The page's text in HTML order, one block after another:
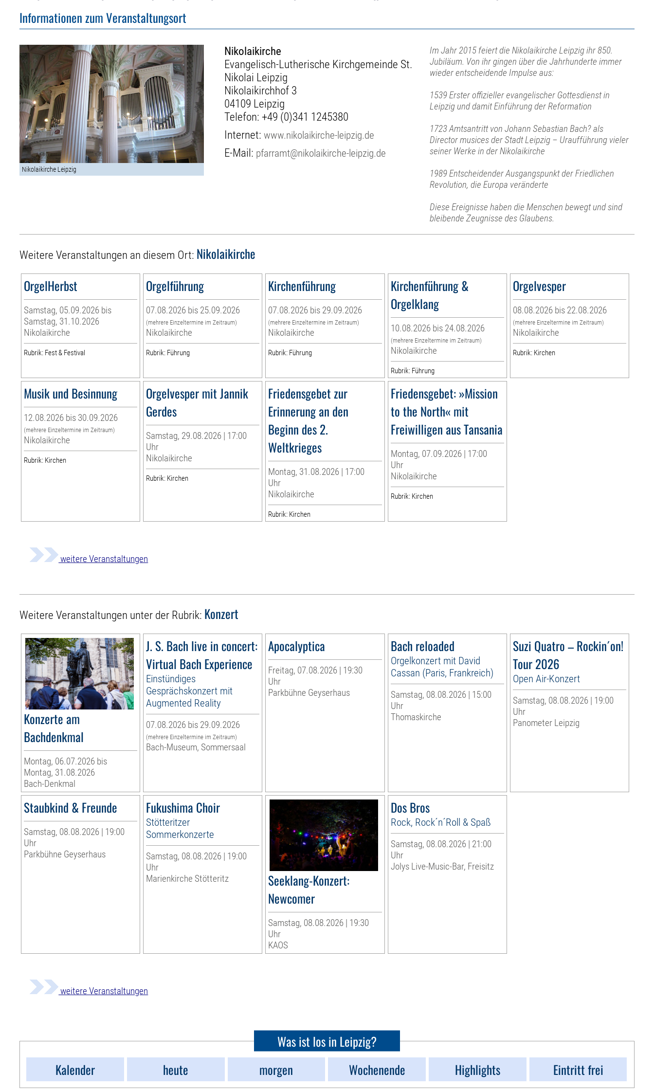
Informationen zum Veranstaltungsort
Nikolaikirche Leipzig
Nikolaikirche
Evangelisch-Lutherische Kirchgemeinde St.
Nikolai Leipzig
Nikolaikirchhof 3
04109 Leipzig
Telefon: +49 (0)341 1245380
Internet:www.nikolaikirche-leipzig.de
E-Mail: pfarramt@nikolaikirche-leipzig.de
Im Jahr 2015 feiert die Nikolaikirche Leipzig ihr 850.
Jubiläum. Von ihr gingen über die Jahrhunderte immer
wieder entscheidende Impulse aus:
1539 Erster offizieller evangelischer Gottesdienst in
Leipzig und damit Einführung der Reformation
1723 Amtsantritt von Johann Sebastian Bach? als
Director musices der Stadt Leipzig – Uraufführung vieler
seiner Werke in der Nikolaikirche
1989 Entscheidender Ausgangspunkt der Friedlichen
Revolution, die Europa veränderte
Diese Ereignisse haben die Menschen bewegt und sind
bleibende Zeugnisse des Glaubens.
Weitere Veranstaltungen an diesem Ort: Nikolaikirche
OrgelHerbst
Samstag, 05.09.2026 bis
Samstag, 31.10.2026
Nikolaikirche
Rubrik: Fest & Festival
Orgelführung
07.08.2026 bis 25.09.2026
(mehrere Einzeltermine im Zeitraum)
Nikolaikirche
Rubrik: Führung
Kirchenführung
07.08.2026 bis 29.09.2026
(mehrere Einzeltermine im Zeitraum)
Nikolaikirche
Rubrik: Führung
Kirchenführung &
Orgelklang
10.08.2026 bis 24.08.2026
(mehrere Einzeltermine im Zeitraum)
Nikolaikirche
Rubrik: Führung
Orgelvesper
08.08.2026 bis 22.08.2026
(mehrere Einzeltermine im Zeitraum)
Nikolaikirche
Rubrik: Kirchen
Musik und Besinnung
12.08.2026 bis 30.09.2026
(mehrere Einzeltermine im Zeitraum)
Nikolaikirche
Rubrik: Kirchen
Orgelvesper mit Jannik
Gerdes
Samstag, 29.08.2026 | 17:00
Uhr
Nikolaikirche
Rubrik: Kirchen
Friedensgebet zur
Erinnerung an den
Beginn des 2.
Weltkrieges
Montag, 31.08.2026 | 17:00
Uhr
Nikolaikirche
Rubrik: Kirchen
Friedensgebet: »Mission
to the North« mit
Freiwilligen aus Tansania
Montag, 07.09.2026 | 17:00
Uhr
Nikolaikirche
Rubrik: Kirchen
weitere Veranstaltungen
Weitere Veranstaltungen unter der Rubrik: Konzert
Konzerte am
Bachdenkmal
Montag, 06.07.2026 bis
Montag, 31.08.2026
Bach-Denkmal
J. S. Bach live in concert:
Virtual Bach Experience
Einstündiges
Gesprächskonzert mit
Augmented Reality
07.08.2026 bis 29.09.2026
(mehrere Einzeltermine im Zeitraum)
Bach-Museum, Sommersaal
Apocalyptica
Freitag, 07.08.2026 | 19:30
Uhr
Parkbühne Geyserhaus
Bach reloaded
Orgelkonzert mit David
Cassan (Paris, Frankreich)
Samstag, 08.08.2026 | 15:00
Uhr
Thomaskirche
Suzi Quatro – Rockin´on!
Tour 2026
Open Air-Konzert
Samstag, 08.08.2026 | 19:00
Uhr
Panometer Leipzig
Staubkind & Freunde
Samstag, 08.08.2026 | 19:00
Uhr
Parkbühne Geyserhaus
Fukushima Choir
Stötteritzer
Sommerkonzerte
Samstag, 08.08.2026 | 19:00
Uhr
Marienkirche Stötteritz
Seeklang-Konzert:
Newcomer
Samstag, 08.08.2026 | 19:30
Uhr
KAOS
Dos Bros
Rock, Rock´n´Roll & Spaß
Samstag, 08.08.2026 | 21:00
Uhr
Jolys Live-Music-Bar, Freisitz
weitere Veranstaltungen
Was ist los in Leipzig?
Kalender
heute morgen Wochenende Highlights Eintritt frei